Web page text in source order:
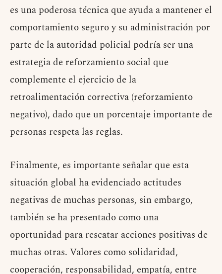
es una poderosa técnica que ayuda a mantener el
comportamiento seguro y su administración por
parte de la autoridad policial podría ser una
estrategia de reforzamiento social que
complemente el ejercicio de la
retroalimentación correctiva (reforzamiento
negativo), dado que un porcentaje importante de
personas respeta las reglas.
Finalmente, es importante señalar que esta
situación global ha evidenciado actitudes
negativas de muchas personas, sin embargo,
también se ha presentado como una
oportunidad para rescatar acciones positivas de
muchas otras. Valores como solidaridad,
cooperación, responsabilidad, empatía, entre